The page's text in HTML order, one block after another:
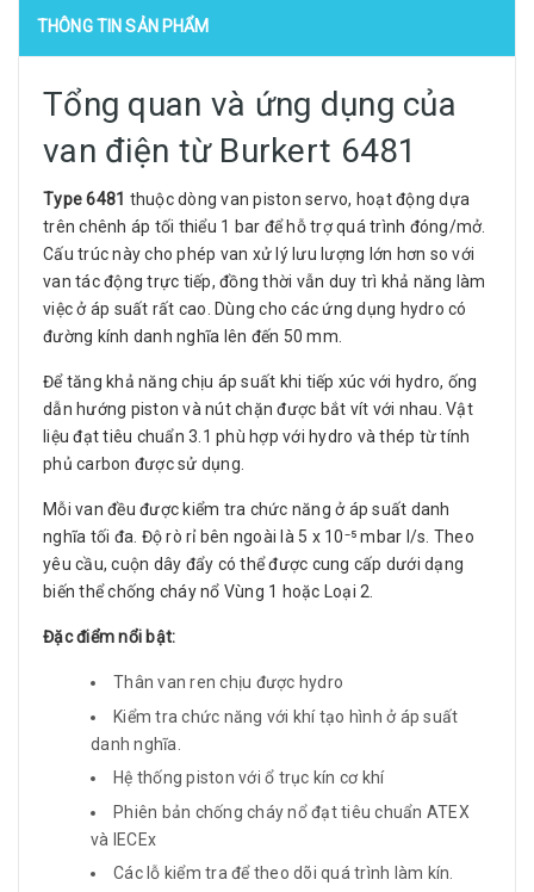
THÔNG TIN SẢN PHẨM
Tổng quan và ứng dụng của
van điện từ Burkert 6481
Type 6481 thuộc dòng van piston servo, hoạt động dựa
trên chênh áp tối thiểu 1 bar để hỗ trợ quá trình đóng/mở.
Cấu trúc này cho phép van xử lý lưu lượng lớn hơn so với
van tác động trực tiếp, đồng thời vẫn duy trì khả năng làm
việc ở áp suất rất cao. Dùng cho các ứng dụng hydro có
đường kính danh nghĩa lên đến 50 mm.
Để tăng khả năng chịu áp suất khi tiếp xúc với hydro, ống
dẫn hướng piston và nút chặn được bắt vít với nhau. Vật
liệu đạt tiêu chuẩn 3.1 phù hợp với hydro và thép từ tính
phủ carbon được sử dụng.
Mỗi van đều được kiểm tra chức năng ở áp suất danh
nghĩa tối đa. Độ rò rỉ bên ngoài là 5 x 10⁻⁵ mbar l/s. Theo
yêu cầu, cuộn dây đẩy có thể được cung cấp dưới dạng
biến thể chống cháy nổ Vùng 1 hoặc Loại 2.
Đặc điểm nổi bật:
Thân van ren chịu được hydro
Kiểm tra chức năng với khí tạo hình ở áp suất
danh nghĩa.
Hệ thống piston với ổ trục kín cơ khí
Phiên bản chống cháy nổ đạt tiêu chuẩn ATEX
và IECEx
Các lỗ kiểm tra để theo dõi quá trình làm kín.